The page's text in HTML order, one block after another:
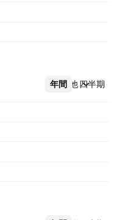
年間 四半期
その他